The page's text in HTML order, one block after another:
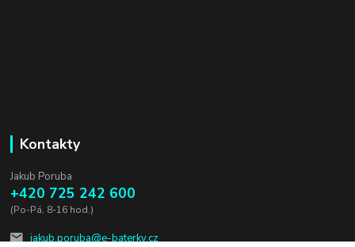
Kontakty
Jakub Poruba
+420 725 242 600
(Po-Pá, 8-16 hod.)
jakub.poruba@e-baterky.cz